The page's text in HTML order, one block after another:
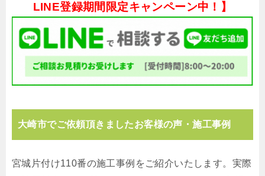
LINE登録期間限定キャンペーン中！】
大崎市でご依頼頂きましたお客様の声・施工事例
宮城片付け110番の施工事例をご紹介いたします。実際